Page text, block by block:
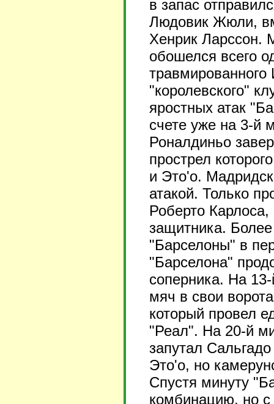
в запас
Людовик Жюли,
Хенрик Ларссон.
обошелся всего
"королевского"
яростных атак
счете уже на 3-й
Роналдиньо
прострел
и Это'о.
атакой. Только
Роберто
защитника.
"Барселоны" в
"Барселона"
соперника. На
мяч в свои
который провел
"Реал". На 20-й
запутал
Это'о, но
Спустя минуту
комбинацию, но с